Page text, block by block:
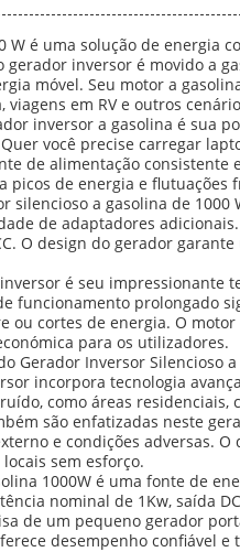
W é uma solução de
inversor é movido a
móvel. Seu motor a
em RV e outros
inversor a gasolina é sua
você precise carregar
de alimentação
de energia e
silencioso a gasolina de
de adaptadores
O design do gerador
é seu impressionante
funcionamento prolongado
ou cortes de energia. O
para os utilizadores.
Gerador Inversor Silencioso
incorpora tecnologia
como áreas
são enfatizadas neste
e condições adversas.
sem esforço.
1000W é uma fonte de
nominal de 1Kw, saída
de um pequeno gerador
desempenho confiável